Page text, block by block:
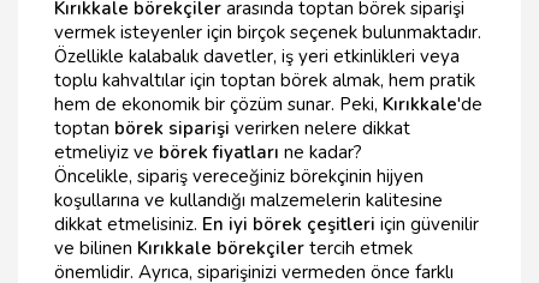
Kırıkkale börekçiler arasında toptan börek siparişi
vermek isteyenler için birçok seçenek bulunmaktadır.
Özellikle kalabalık davetler, iş yeri etkinlikleri veya
toplu kahvaltılar için toptan börek almak, hem pratik
hem de ekonomik bir çözüm sunar. Peki, Kırıkkale'de
toptan börek siparişi verirken nelere dikkat
etmeliyiz ve börek fiyatları ne kadar?
Öncelikle, sipariş vereceğiniz börekçinin hijyen
koşullarına ve kullandığı malzemelerin kalitesine
dikkat etmelisiniz. En iyi börek çeşitleri için güvenilir
ve bilinen Kırıkkale börekçiler tercih etmek
önemlidir. Ayrıca, siparişinizi vermeden önce farklı